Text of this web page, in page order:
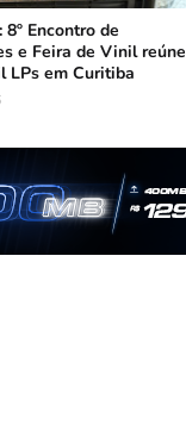
Encontro de
e Feira de Vinil reúne
LPs em Curitiba